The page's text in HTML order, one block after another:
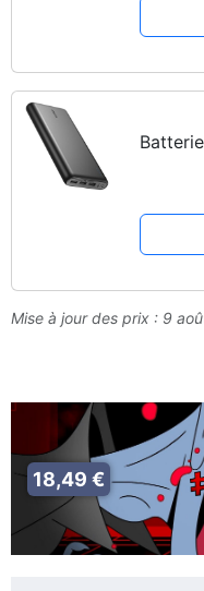
Mise à jour des prix : 9
18,49 €